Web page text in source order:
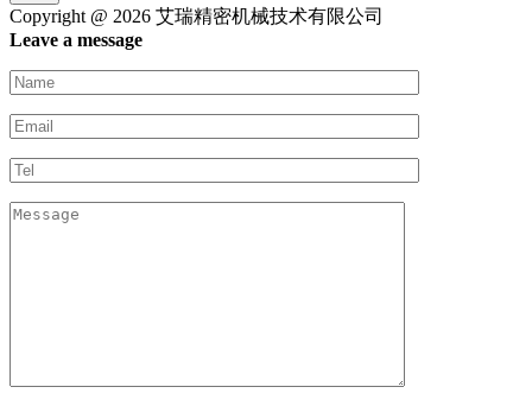
Copyright @ 2026 艾瑞精密机械技术有限公司
Leave a message